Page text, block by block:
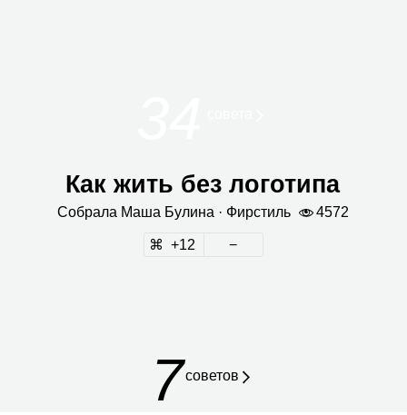
Как жить без логотипа
Собрала Маша Булина · Фир­стиль 4572
12
7советов